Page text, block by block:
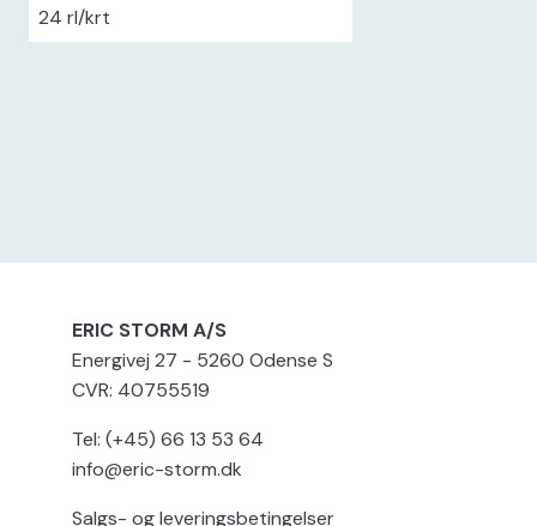
24 rl/krt
ERIC STORM A/S
Energivej 27 - 5260 Odense S
CVR: 40755519
Tel: (+45) 66 13 53 64
info@eric-storm.dk
Salgs- og leveringsbetingelser